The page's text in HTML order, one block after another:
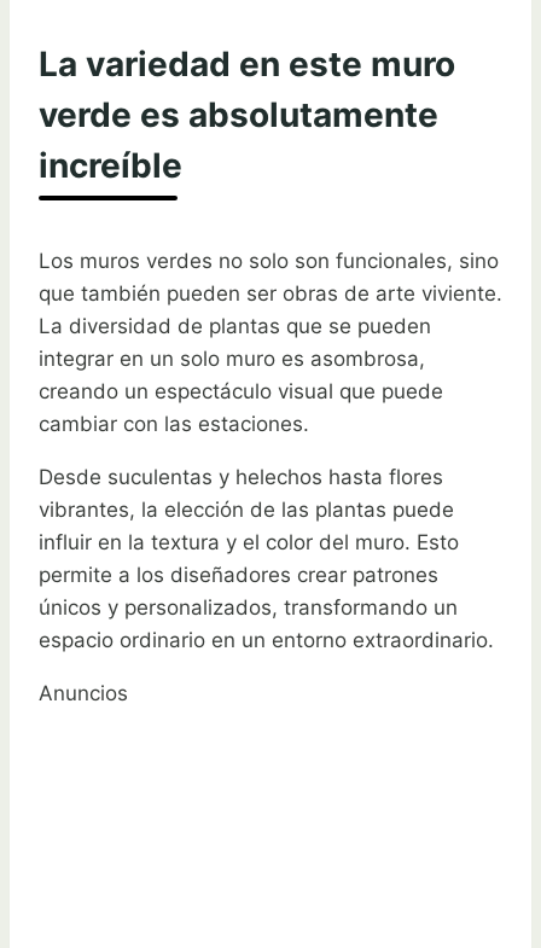
La variedad en este muro
verde es absolutamente
increíble
Los muros verdes no solo son funcionales, sino
que también pueden ser obras de arte viviente.
La diversidad de plantas que se pueden
integrar en un solo muro es asombrosa,
creando un espectáculo visual que puede
cambiar con las estaciones.
Desde suculentas y helechos hasta flores
vibrantes, la elección de las plantas puede
influir en la textura y el color del muro. Esto
permite a los diseñadores crear patrones
únicos y personalizados, transformando un
espacio ordinario en un entorno extraordinario.
Anuncios